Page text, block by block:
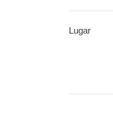
Lugar